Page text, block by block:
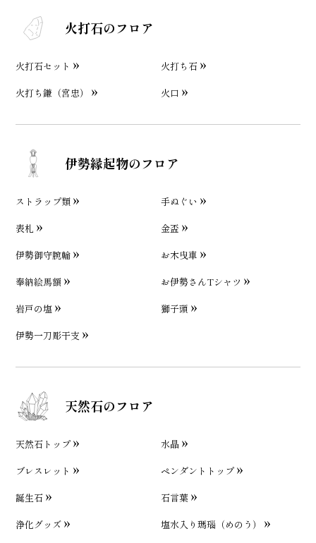
火打石のフロア
火打石セット
火打ち石
火打ち鎌（宮忠）
火口
伊勢縁起物のフロア
ストラップ類
手ぬぐい
表札
金盃
伊勢御守腕輪
お木曳車
奉納絵馬額
お伊勢さんTシャツ
岩戸の塩
獅子頭
伊勢一刀彫干支
天然石のフロア
天然石トップ
水晶
ブレスレット
ペンダントトップ
誕生石
石言葉
浄化グッズ
塩水入り瑪瑙（めのう）